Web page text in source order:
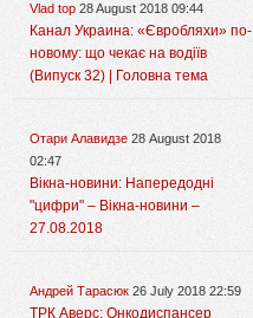
Vlad top 28 August 2018 09:44
Канал Украина: «Євробляхи» по-
новому: що чекає на водіїв
(Випуск 32) | Головна тема
Отари Алавидзе 28 August 2018
02:47
Вікна-новини: Напередодні
"цифри" – Вікна-новини –
27.08.2018
Андрей Тарасюк 26 July 2018 22:59
ТРК Аверс: Онкодиспансер